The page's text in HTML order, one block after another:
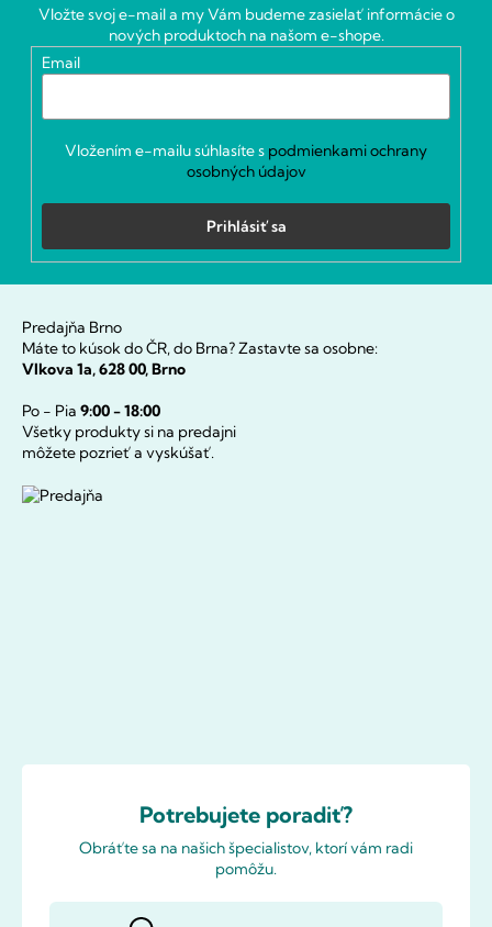
Vložte svoj e-mail a my Vám budeme zasielať informácie o
nových produktoch na našom e-shope.
Email
Vložením e-mailu súhlasíte s podmienkami ochrany
osobných údajov
Prihlásiť sa
Predajňa Brno
Máte to kúsok do ČR, do Brna? Zastavte sa osobne:
Vlkova 1a, 628 00, Brno
Po - Pia 9:00 - 18:00
Všetky produkty si na predajni
môžete pozrieť a vyskúšať.
Potrebujete poradiť?
Obráťte sa na našich špecialistov, ktorí vám radi
pomôžu.